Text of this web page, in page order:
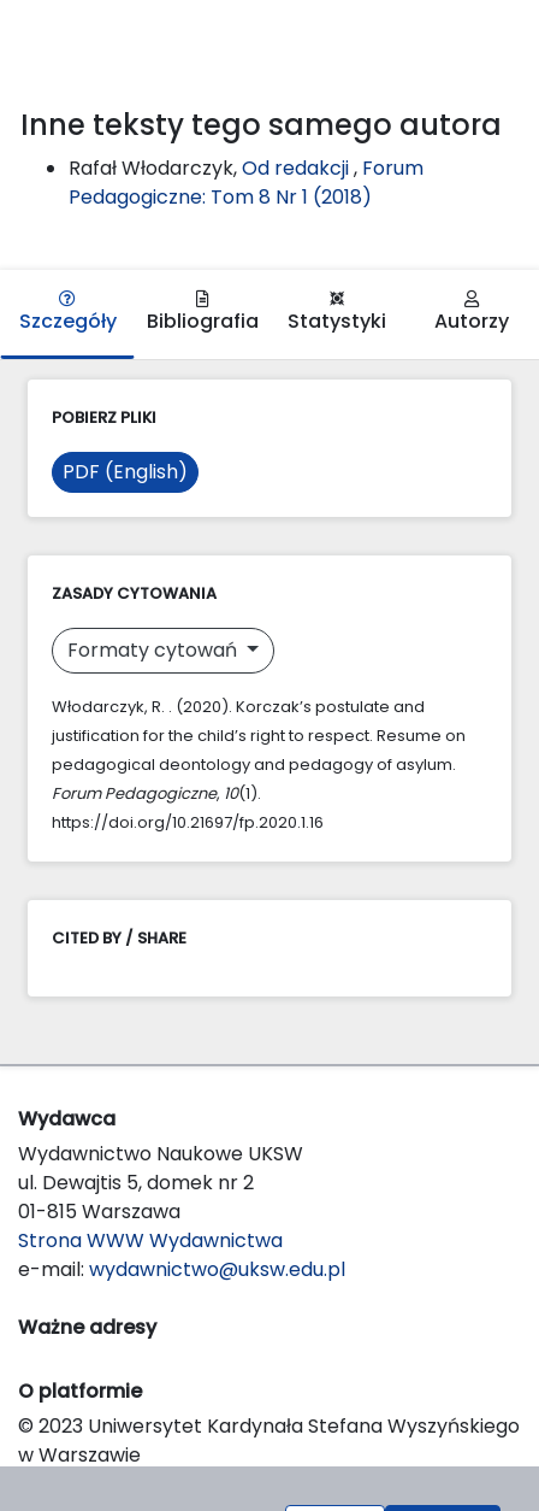
Inne teksty tego samego autora
Rafał Włodarczyk,Od redakcji, Forum
Pedagogiczne: Tom 8 Nr 1 (2018)
Szczegóły Bibliografia Statystyki Autorzy
POBIERZ PLIKI
PDF (English)
ZASADY CYTOWANIA
Formaty cytowań
Włodarczyk, R. . (2020). Korczak’s postulate and
justification for the child’s right to respect. Resume on
pedagogical deontology and pedagogy of asylum.
Forum Pedagogiczne, 10(1).
https://doi.org/10.21697/fp.2020.1.16
CITED BY / SHARE
Wydawca
Wydawnictwo Naukowe UKSW
ul. Dewajtis 5, domek nr 2
01-815 Warszawa
Strona WWW Wydawnictwa
e-mail: wydawnictwo@uksw.edu.pl
Ważne adresy
O platformie
© 2023 Uniwersytet Kardynała Stefana Wyszyńskiego
w Warszawie